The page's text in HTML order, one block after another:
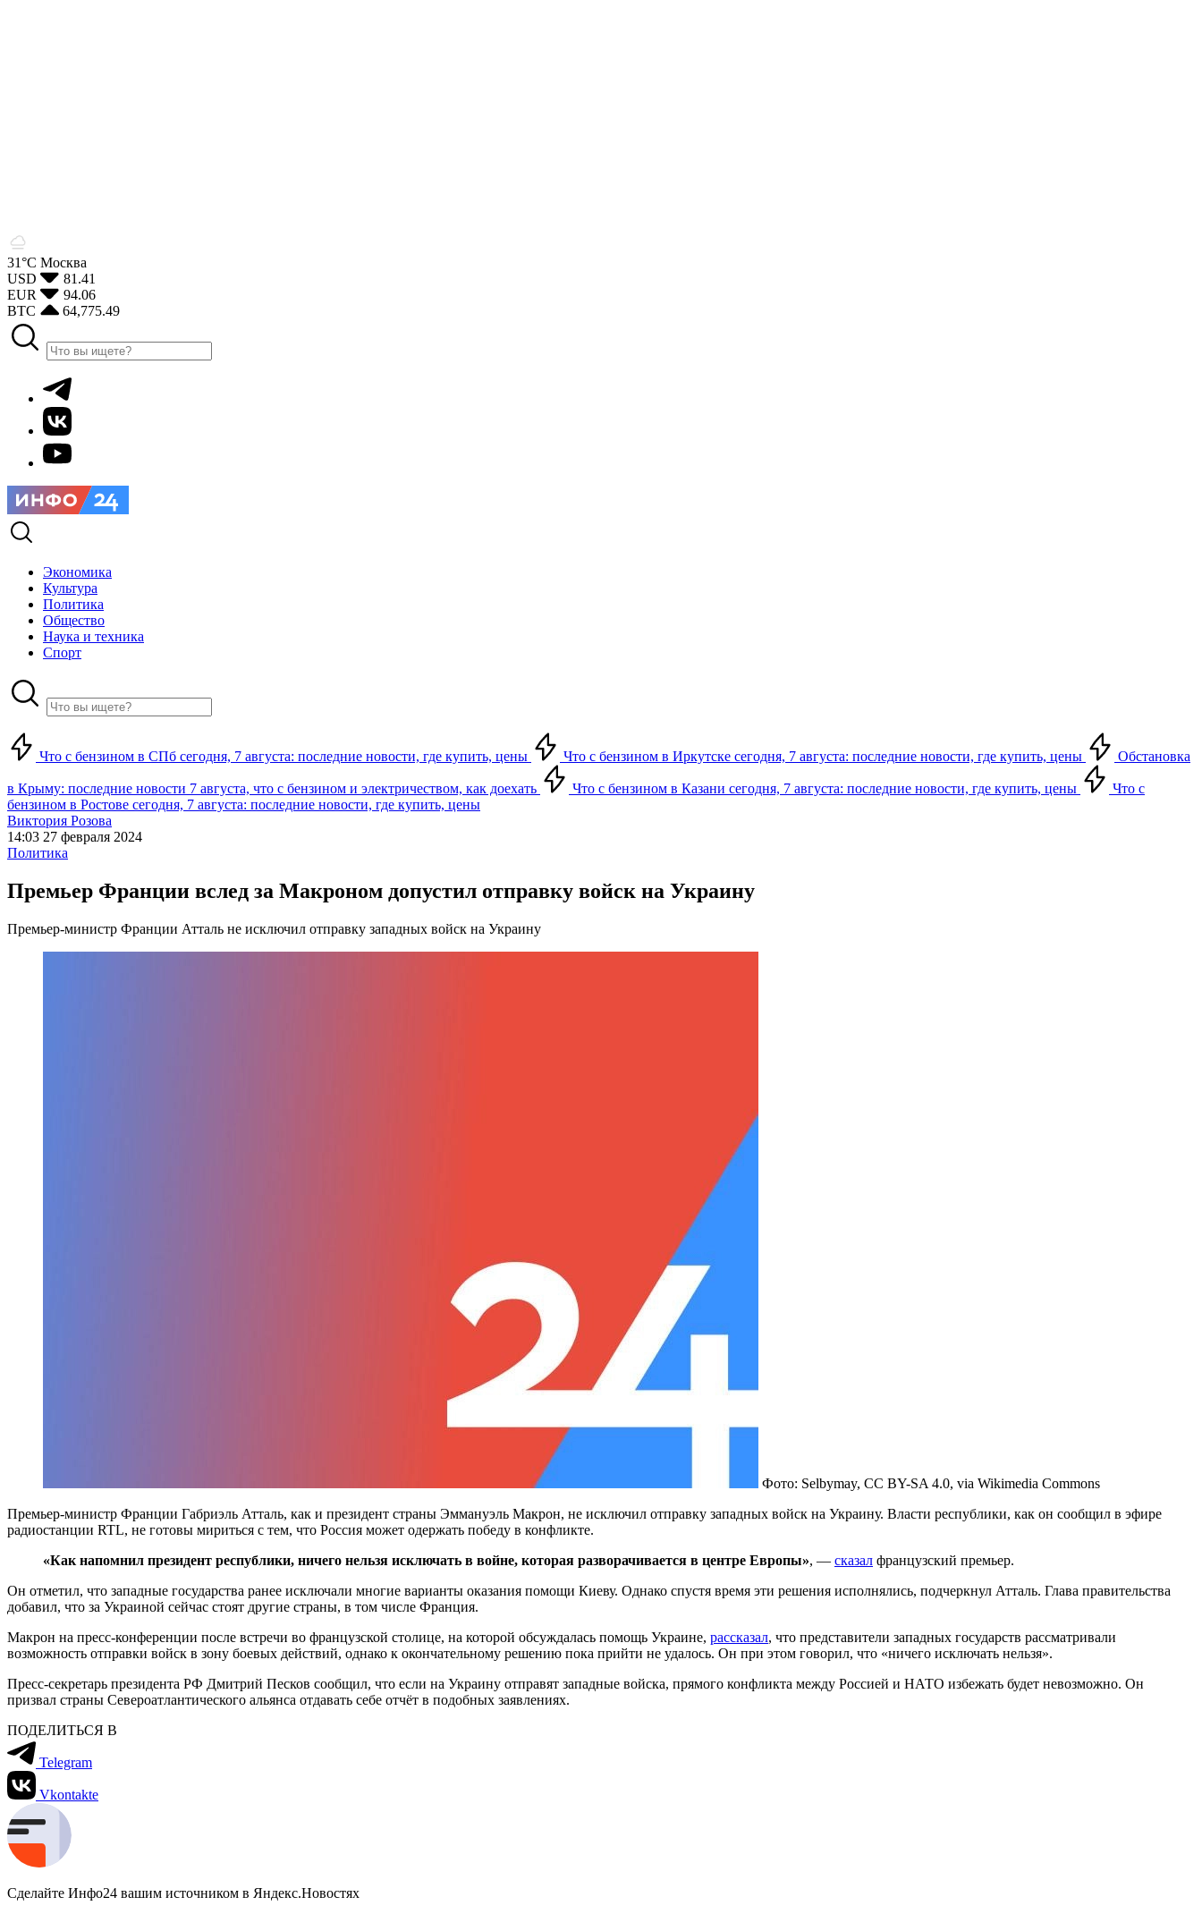
31°С Москва
USD
81.41
EUR
94.06
BTC
64,775.49
Экономика
Культура
Политика
Общество
Наука и техника
Спорт
Что с бензином в СПб сегодня, 7 августа: последние новости, где купить, цены Что с бензином в Иркутске сегодня, 7 августа: последние новости, где купить, цены Обстановка
в Крыму: последние новости 7 августа, что с бензином и электричеством, как доехать Что с бензином в Казани сегодня, 7 августа: последние новости, где купить, цены
Что с
бензином в Ростове сегодня, 7 августа: последние новости, где купить, цены
Виктория Розова
14:03 27 февраля 2024
Политика
Премьер Франции вслед за Макроном допустил отправку войск на Украину
Премьер-министр Франции Атталь не исключил отправку западных войск на Украину
Фото: Selbymay, CC BY-SA 4.0, via Wikimedia Commons
Премьер-министр Франции Габриэль Атталь, как и президент страны Эммануэль Макрон, не исключил отправку западных войск на Украину. Власти республики, как он сообщил в эфире
радиостанции RTL, не готовы мириться с тем, что Россия может одержать победу в конфликте.
«Как напомнил президент республики, ничего нельзя исключать в войне, которая разворачивается в центре Европы», — сказал французский премьер.
Он отметил, что западные государства ранее исключали многие варианты оказания помощи Киеву. Однако спустя время эти решения исполнялись, подчеркнул Атталь. Глава правительства
добавил, что за Украиной сейчас стоят другие страны, в том числе Франция.
Макрон на пресс-конференции после встречи во французской столице, на которой обсуждалась помощь Украине, рассказал, что представители западных государств рассматривали
возможность отправки войск в зону боевых действий, однако к окончательному решению пока прийти не удалось. Он при этом говорил, что «ничего исключать нельзя».
Пресс-секретарь президента РФ Дмитрий Песков сообщил, что если на Украину отправят западные войска, прямого конфликта между Россией и НАТО избежать будет невозможно. Он
призвал страны Североатлантического альянса отдавать себе отчёт в подобных заявлениях.
ПОДЕЛИТЬСЯ В
Telegram
Vkontakte
Сделайте Инфо24 вашим источником в Яндекс.Новостях